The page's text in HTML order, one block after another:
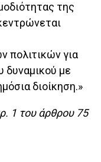
της
πολιτικών για
δυναμικού με
διοίκηση.»
1 του άρθρου 75